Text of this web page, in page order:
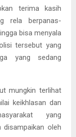
terima kasih
rela berpanas-
bisa menyala
tersebut yang
yang sedang
mungkin terlihat
keikhlasan dan
yang
disampaikan oleh